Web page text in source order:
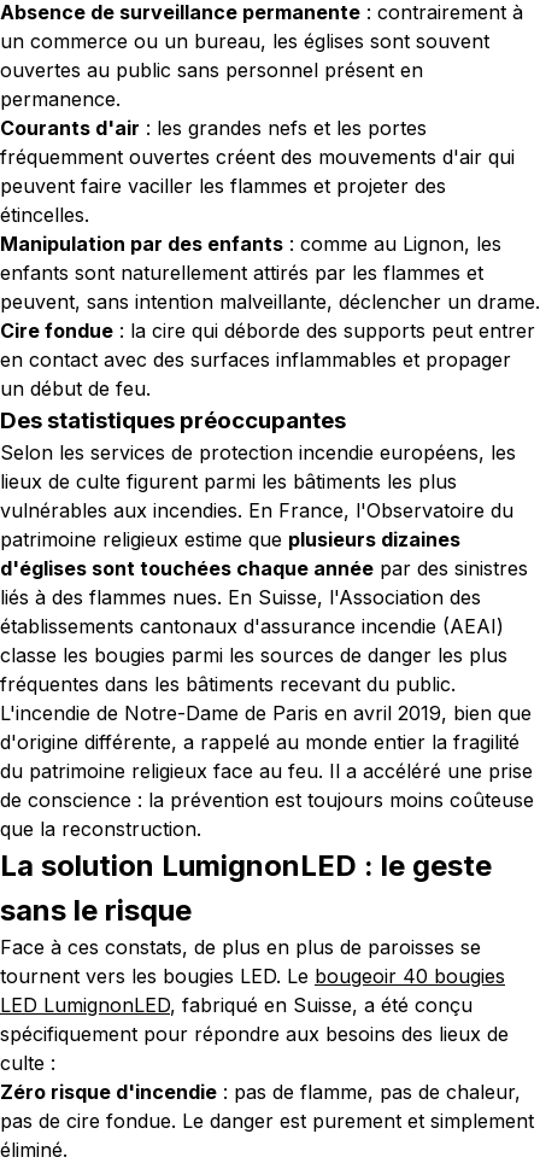
Absence de surveillance permanente : contrairement à
un commerce ou un bureau, les églises sont souvent
ouvertes au public sans personnel présent en
permanence.
Courants d'air : les grandes nefs et les portes
fréquemment ouvertes créent des mouvements d'air qui
peuvent faire vaciller les flammes et projeter des
étincelles.
Manipulation par des enfants : comme au Lignon, les
enfants sont naturellement attirés par les flammes et
peuvent, sans intention malveillante, déclencher un drame.
Cire fondue : la cire qui déborde des supports peut entrer
en contact avec des surfaces inflammables et propager
un début de feu.
Des statistiques préoccupantes
Selon les services de protection incendie européens, les
lieux de culte figurent parmi les bâtiments les plus
vulnérables aux incendies. En France, l'Observatoire du
patrimoine religieux estime que plusieurs dizaines
d'églises sont touchées chaque année par des sinistres
liés à des flammes nues. En Suisse, l'Association des
établissements cantonaux d'assurance incendie (AEAI)
classe les bougies parmi les sources de danger les plus
fréquentes dans les bâtiments recevant du public.
L'incendie de Notre-Dame de Paris en avril 2019, bien que
d'origine différente, a rappelé au monde entier la fragilité
du patrimoine religieux face au feu. Il a accéléré une prise
de conscience : la prévention est toujours moins coûteuse
que la reconstruction.
La solution LumignonLED : le geste
sans le risque
Face à ces constats, de plus en plus de paroisses se
tournent vers les bougies LED. Le bougeoir 40 bougies
LED LumignonLED, fabriqué en Suisse, a été conçu
spécifiquement pour répondre aux besoins des lieux de
culte :
Zéro risque d'incendie : pas de flamme, pas de chaleur,
pas de cire fondue. Le danger est purement et simplement
éliminé.